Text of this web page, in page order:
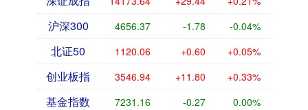
沪深300 4656.37 -1.78 -0.04%
北证50 1120.06 +0.60 +0.05%
创业板指 3546.94 +11.80 +0.33%
基金指数 7231.16 -0.27 0.00%